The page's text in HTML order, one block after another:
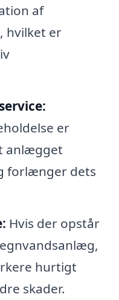
af
hvilket er
er
anlægget
forlænger dets
Hvis der opstår
hurtigt
skader.